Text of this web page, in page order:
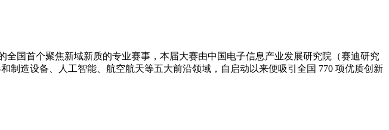
国首个聚焦新域新质的专业赛事，本届大赛由中国电子信息产业发展研究院（赛迪研究
制造设备、人工智能、航空航天等五大前沿领域，自启动以来便吸引全国 770 项优质创新